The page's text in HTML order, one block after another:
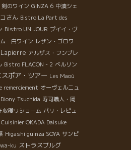
剣のワイン GINZA 6 中湊シェ
さん Bistro La Part des
Bistro UN JOUR プイイ・ヴ
ム 白ワイン レザン・ゴロワ
Lapierre アルザス・フンブレ
Bistro FLACON - 2 ベルリン
スポア・ツアー Les Maoù
remerciement オーヴェルニュ
Tsuchida 寿司職人・岡
穫リショーム パリ・レピュ
OKADA Daisuke
Higashi guinza SOYA サンピ
ku ストラスブルグ